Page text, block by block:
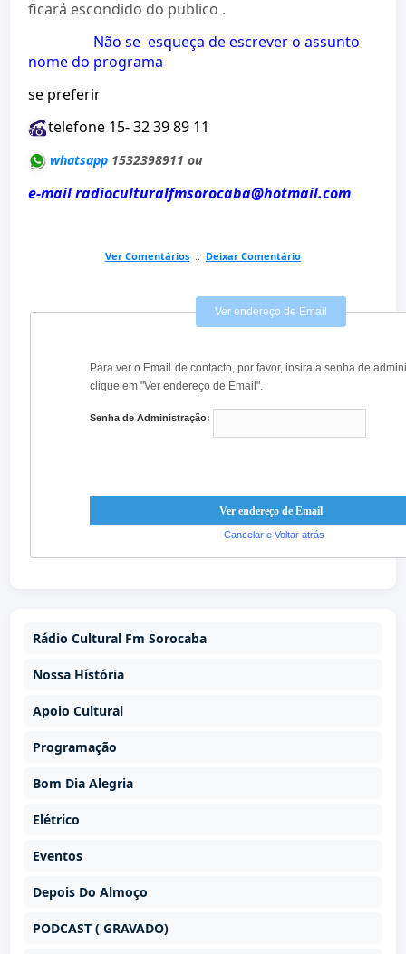
ficará escondido do publico .
Não se esqueça de escrever o assunto
nome do programa
se preferir
telefone 15- 32 39 89 11
whatsapp 1532398911 ou
e-mail radioculturalfmsorocaba@hotmail.com
Ver Comentários :: Deixar Comentário
Ver endereço de Email
Para ver o Email de contacto, por favor, insira a senha de
clique em "Ver endereço de Email".
Senha de Administração:
Cancelar e Voltar atrás
Rádio Cultural Fm Sorocaba
Nossa Hístória
Apoio Cultural
Programação
Bom Dia Alegria
Elétrico
Eventos
Depois Do Almoço
PODCAST ( GRAVADO)